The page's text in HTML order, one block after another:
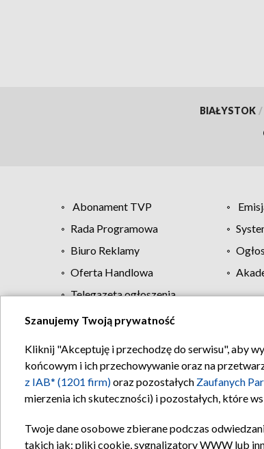
BIAŁYSTOK /
Abonament TVP
Rada Programowa
Biuro Reklamy
Oferta Handlowa
Telegazeta ogłoszenia
Szanujemy Twoją prywatność
Kliknij "Akceptuję i przechodzę do serwisu", aby
końcowym i ich przechowywanie oraz na
z IAB* (1201 firm)oraz pozostałych Zaufanych
mierzenia ich skuteczności) i pozostałych, które
Twoje dane osobowe zbierane podczas
takich jak: pliki cookie, sygnalizatory WWW lub